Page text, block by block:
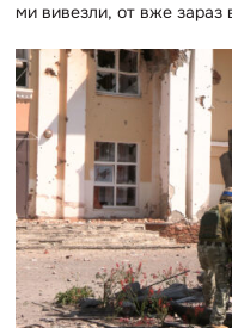
ми вивезли, от вже зараз